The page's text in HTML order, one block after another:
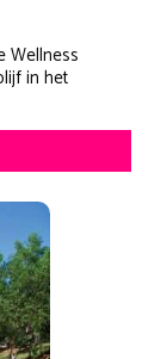
Wellness
in het